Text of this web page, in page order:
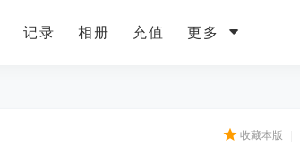
记录 相册 充值 更多
收藏本版